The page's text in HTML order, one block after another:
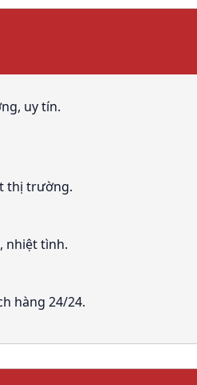
uy tín.
thị trường.
nhiệt tình.
hàng 24/24.